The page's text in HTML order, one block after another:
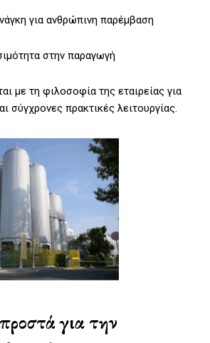
για ανθρώπινη παρέμβαση
στην παραγωγή
με τη φιλοσοφία της εταιρείας για
σύγχρονες πρακτικές λειτουργίας.
για την